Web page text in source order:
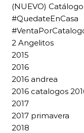
(NUEVO)
#QuedateEnCasa
2 Angelitos
2015
2016
2016 andrea
2016 catalogos
2017
2017 primavera
2018